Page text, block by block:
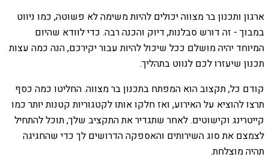
ארגון ותכנון בר מצווה יכולים להיות משימה לא פשוטה, כמו ניווט
במבוך - זה דורש סבלנות, דיוק והכנה רבה. כדי לוודא שהיום
המיוחד יהיה מושלם ככל שיכול להיות עבור יקירכם, הנה כמה עצות
תכנון שיעזרו לכם לנווט בתהליך.
קודם כל, תקצוב הוא המפתח בתכנון בר מצווה. החליטו כמה כסף
תרצו להוציא על האירוע, ואז חלקו אותו לקטגוריות קטנות יותר כמו
קייטרינג וקישוטים. לאחר שתגדיר את התקציב שלך, תוכל להתחיל
לצמצם את סוג השירותים והאספקה הדרושים לך כדי שהחגיגה
תהיה מוצלחת.